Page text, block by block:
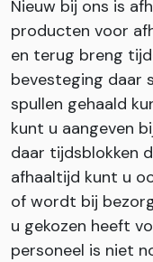
Nieuw bij ons is
producten voor
en terug breng
bevesteging daar
spullen gehaald
kunt u aangeven
daar tijdsblokken
afhaaltijd kunt u
of wordt bij
u gekozen heeft
personeel is niet